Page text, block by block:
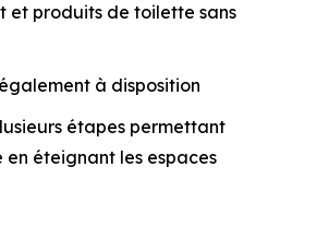
et produits de toilette sans
à disposition
étapes permettant
éteignant les espaces